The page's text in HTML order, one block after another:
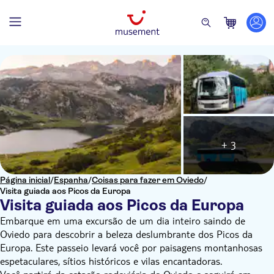
Página inicial/Espanha/Coisas para fazer em Oviedo/
Visita guiada aos Picos da Europa
Visita guiada aos Picos da Europa
+ 3
Embarque em uma excursão de um dia inteiro saindo de
Oviedo para descobrir a beleza deslumbrante dos Picos da
Europa. Este passeio levará você por paisagens montanhosas
espetaculares, sítios históricos e vilas encantadoras.